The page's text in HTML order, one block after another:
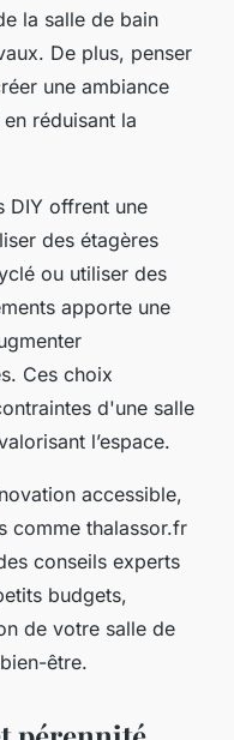
la salle de bain
De plus, penser
une ambiance
réduisant la
DIY offrent une
des étagères
ou utiliser des
apporte une
Ces choix
d'une salle
l’espace.
accessible,
comme thalassor.fr
conseils experts
budgets,
de votre salle de
être.